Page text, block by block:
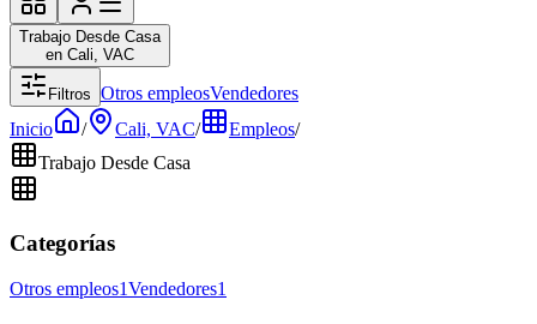
Trabajo Desde Casa
en Cali, VAC
Filtros Otros empleosVendedores
Inicio
/ Cali, VAC/ Empleos/
Trabajo Desde Casa
Categorías
Otros empleos1Vendedores1